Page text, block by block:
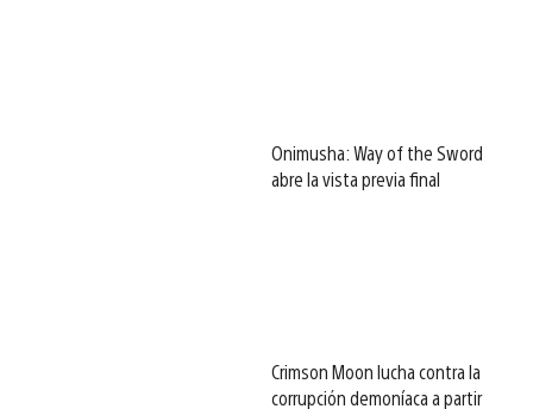
Onimusha: Way of the Sword
abre la vista previa final
Crimson Moon lucha contra la
corrupción demoníaca a partir